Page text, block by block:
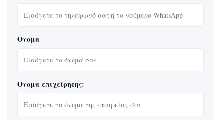
Ονομα
Όνομα επιχείρησης: